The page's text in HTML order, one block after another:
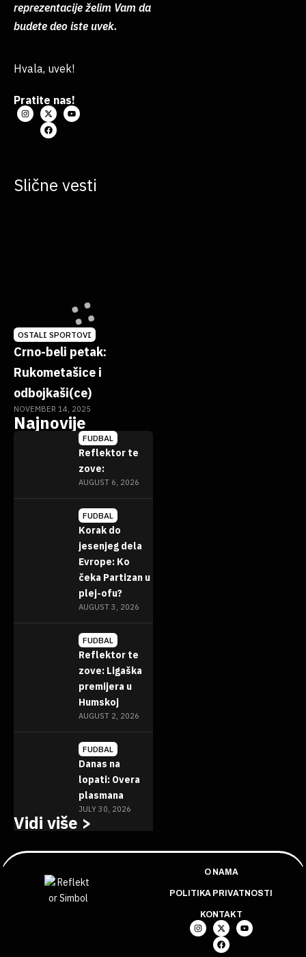
reprezentacije želim Vam da
budete deo iste uvek.
Hvala, uvek!
Pratite nas!
Slične vesti
OSTALI SPORTOVI
Crno-beli petak:
Rukometašice i
odbojkaši(ce)
NOVEMBER 14, 2025
Najnovije
FUDBAL
Reflektor te
zove:
AUGUST 6, 2026
FUDBAL
Korak do
jesenjeg dela
Evrope: Ko
čeka Partizan u
plej-ofu?
AUGUST 3, 2026
FUDBAL
Reflektor te
zove: Ligaška
premijera u
Humskoj
AUGUST 2, 2026
FUDBAL
Danas na
lopati: Overa
plasmana
JULY 30, 2026
Vidi više >
O NAMA
POLITIKA PRIVATNOSTI
KONTAKT